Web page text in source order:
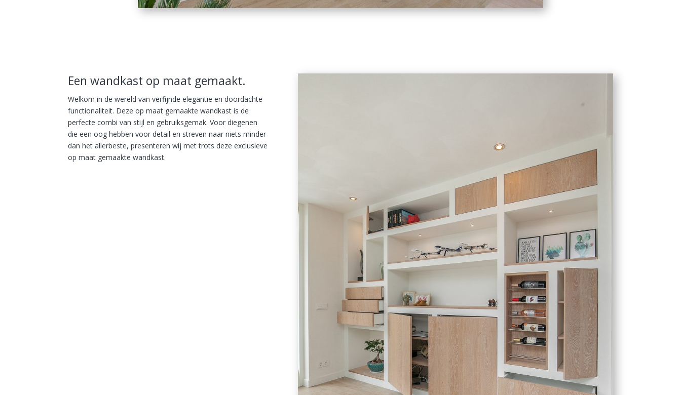
Een wandkast op maat gemaakt.
Welkom in de wereld van verfijnde elegantie en doordachte
functionaliteit. Deze op maat gemaakte wandkast is de
perfecte combi van stijl en gebruiksgemak. Voor diegenen
die een oog hebben voor detail en streven naar niets minder
dan het allerbeste, presenteren wij met trots deze exclusieve
op maat gemaakte wandkast.